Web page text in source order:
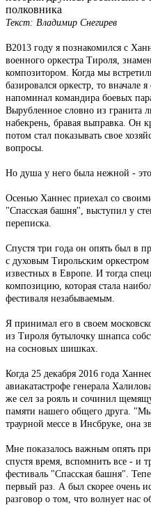
полковника
Текст: Владимир Снегирев
В2013 году я познакомился с
военного оркестра Тироля,
композитором. Когда мы
базировался оркестр, то
напоминал командира боевых
Вырубленное словно из гранита
набекрень, бравая выправка. Он
потом стал показывать свое
вопросы.
Но душа у него была нежной - это
Осенью Ханнес приехал со
"Спасская башня", выступил у
переписка.
Спустя три года он опять был в
с духовым Тирольским
известных в Европе. И тогда
композицию, которая стала
фестиваля незабываемым.
Я принимал его в своем
из Тироля бутылочку шнапса
на сосновых шишках.
Когда 25 декабря 2016 года
авиакатастрофе генерала
же сел за рояль и сочинил
памяти нашего общего друга.
траурной мессе в Инсбруке, она
Мне показалось важным опять
спустя время, вспомнить все - и
фестиваль "Спасская башня".
первый раз. А был скорее очень
разговор о том, что волнует